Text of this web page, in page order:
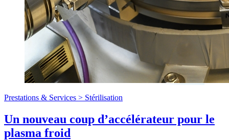
Prestations & Services > Stérilisation
Un nouveau coup d’accélérateur pour le
plasma froid